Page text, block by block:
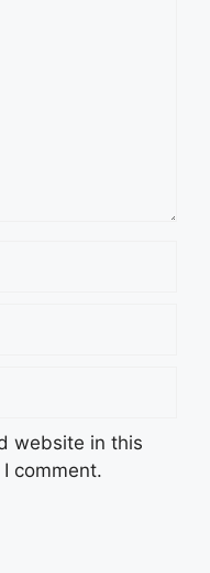
website in this
comment.